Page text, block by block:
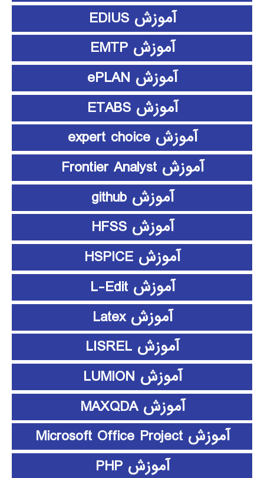
آموزش EDIUS
آموزش EMTP
آموزش ePLAN
آموزش ETABS
آموزش expert choice
آموزش Frontier Analyst
آموزش github
آموزش HFSS
آموزش HSPICE
آموزش L-Edit
آموزش Latex
آموزش LISREL
آموزش LUMION
آموزش MAXQDA
آموزش Microsoft Office Project
آموزش PHP